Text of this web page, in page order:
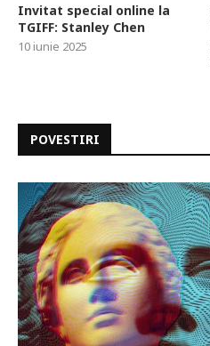
Invitat special online la
TGIFF: Stanley Chen
10 iunie 2025
POVESTIRI